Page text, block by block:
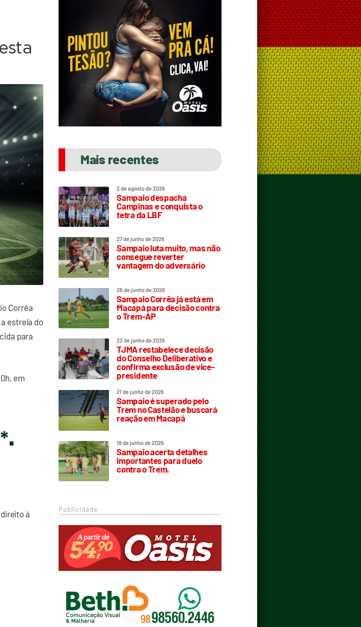
Corrêa
estreia do
para
em
à
Mais recentes
2 de agosto de 2026
Sampaio despacha
Campinas e conquista o
tetra da LBF
27 de junho de 2026
Sampaio luta muito, mas não
consegue reverter
vantagem do adversário
26 de junho de 2026
Sampaio Corrêa já está em
Macapá para decisão contra
o Trem-AP
22 de junho de 2026
TJMA restabelece decisão
do Conselho Deliberativo e
confirma exclusão de vice-
presidente
21 de junho de 2026
Sampaio é superado pelo
Trem no Castelão e buscará
reação em Macapá
19 de junho de 2026
Sampaio acerta detalhes
importantes para duelo
contra o Trem.
Publicidade